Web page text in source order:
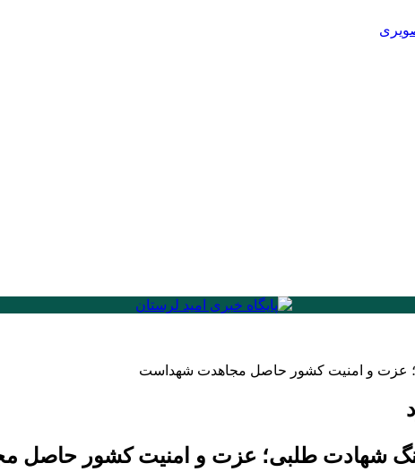
عزت و امنیت کشور حاصل مجاهدت شهداست
شهادت طلبی؛ عزت و امنیت کشور